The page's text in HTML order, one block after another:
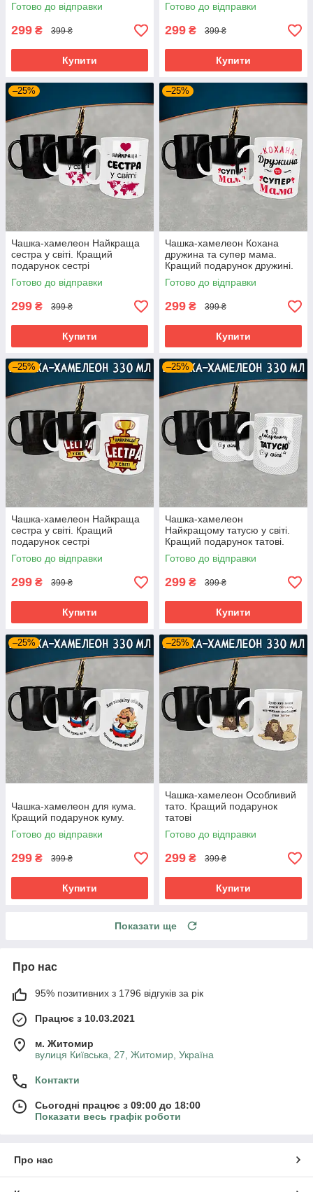
Готово до відправки
299 ₴ 399 ₴
Купити
Готово до відправки
299 ₴ 399 ₴
Купити
–25%
Чашка-хамелеон Найкраща
сестра у світі. Кращий
подарунок сестрі
Готово до відправки
299 ₴ 399 ₴
Купити
–25%
Чашка-хамелеон Кохана
дружина та супер мама.
Кращий подарунок дружині.
Готово до відправки
299 ₴ 399 ₴
Купити
–25%
Чашка-хамелеон Найкраща
сестра у світі. Кращий
подарунок сестрі
Готово до відправки
299 ₴ 399 ₴
Купити
–25%
Чашка-хамелеон
Найкращому татусю у світі.
Кращий подарунок татові.
Готово до відправки
299 ₴ 399 ₴
Купити
–25%
Чашка-хамелеон для кума.
Кращий подарунок куму.
Готово до відправки
299 ₴ 399 ₴
Купити
–25%
Чашка-хамелеон Особливий
тато. Кращий подарунок
татові
Готово до відправки
299 ₴ 399 ₴
Купити
Показати ще
Про нас
95% позитивних з 1796 відгуків за рік
Працює з 10.03.2021
м. Житомир
вулиця Київська, 27, Житомир, Україна
Контакти
Сьогодні працює з 09:00 до 18:00
Показати весь графік роботи
Про нас